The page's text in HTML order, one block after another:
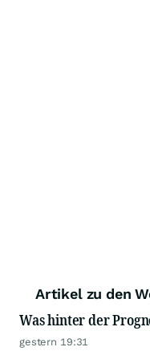
Artikel zu den
Was hinter der
gestern 19:31